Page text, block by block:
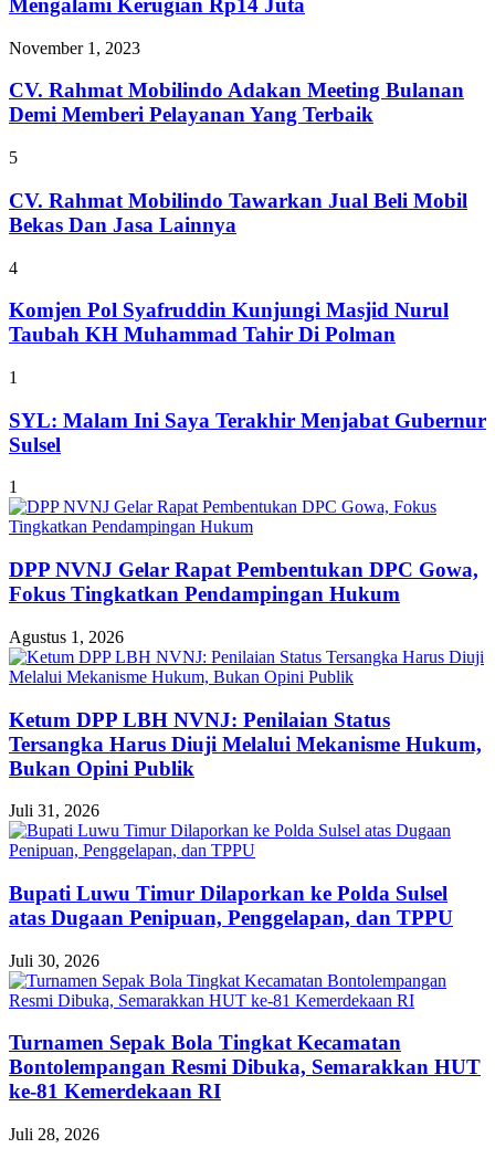
Mengalami Kerugian Rp14 Juta
November 1, 2023
CV. Rahmat Mobilindo Adakan Meeting Bulanan
Demi Memberi Pelayanan Yang Terbaik
5
CV. Rahmat Mobilindo Tawarkan Jual Beli Mobil
Bekas Dan Jasa Lainnya
4
Komjen Pol Syafruddin Kunjungi Masjid Nurul
Taubah KH Muhammad Tahir Di Polman
1
SYL: Malam Ini Saya Terakhir Menjabat Gubernur
Sulsel
1
DPP NVNJ Gelar Rapat Pembentukan DPC Gowa,
Fokus Tingkatkan Pendampingan Hukum
Agustus 1, 2026
Ketum DPP LBH NVNJ: Penilaian Status
Tersangka Harus Diuji Melalui Mekanisme Hukum,
Bukan Opini Publik
Juli 31, 2026
Bupati Luwu Timur Dilaporkan ke Polda Sulsel
atas Dugaan Penipuan, Penggelapan, dan TPPU
Juli 30, 2026
Turnamen Sepak Bola Tingkat Kecamatan
Bontolempangan Resmi Dibuka, Semarakkan HUT
ke-81 Kemerdekaan RI
Juli 28, 2026